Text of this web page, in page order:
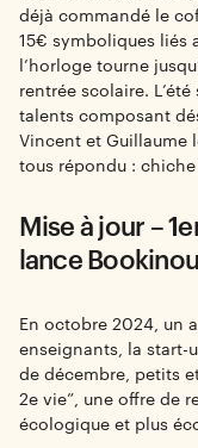
déjà commandé le
15€ symboliques liés
l’horloge tourne
rentrée scolaire.
talents composant
Vincent et Guillaume
tous répondu : chiche
Mise à jour –
lance
En octobre 2024, un
enseignants, la start-
de décembre, petits
2e vie”, une offre de
écologique et plus